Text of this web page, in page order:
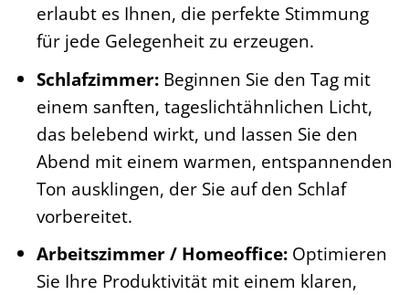
erlaubt es Ihnen, die perfekte Stimmung
für jede Gelegenheit zu erzeugen.
Schlafzimmer:Beginnen Sie den Tag mit
einem sanften, tageslichtähnlichen Licht,
das belebend wirkt, und lassen Sie den
Abend mit einem warmen, entspannenden
Ton ausklingen, der Sie auf den Schlaf
vorbereitet.
Arbeitszimmer / Homeoffice:Optimieren
Sie Ihre Produktivität mit einem klaren,